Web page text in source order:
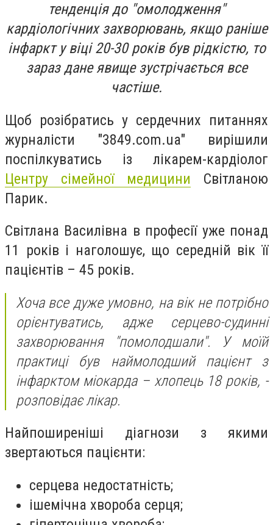
тенденція до "омолодження"
кардіологічних захворювань, якщо раніше
інфаркт у віці 20-30 років був рідкістю, то
зараз дане явище зустрічається все
частіше.
Щоб розібратись у сердечних питаннях
журналісти "3849.com.ua" вирішили
поспілкуватись із лікарем-кардіолог
Центру сімейної медицини Світланою
Парик.
Світлана Василівна в професії уже понад
11 років і наголошує, що середній вік її
пацієнтів – 45 років.
Хоча все дуже умовно, на вік не потрібно
орієнтуватись, адже серцево-судинні
захворювання "помолодшали". У моїй
практиці був наймолодший пацієнт з
інфарктом міокарда – хлопець 18 років, -
розповідає лікар.
Найпоширеніші діагнози з якими
звертаються пацієнти:
серцева недостатність;
ішемічна хвороба серця;